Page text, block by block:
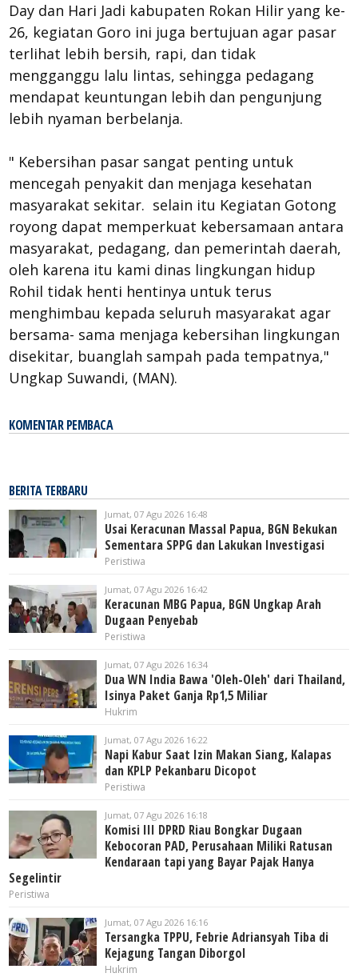
Day dan Hari Jadi kabupaten Rokan Hilir yang ke-
26, kegiatan Goro ini juga bertujuan agar pasar
terlihat lebih bersih, rapi, dan tidak
mengganggu lalu lintas, sehingga pedagang
mendapat keuntungan lebih dan pengunjung
lebih nyaman berbelanja.
" Kebersihan pasar sangat penting untuk
mencegah penyakit dan menjaga kesehatan
masyarakat sekitar. selain itu Kegiatan Gotong
royong dapat memperkuat kebersamaan antara
masyarakat, pedagang, dan pemerintah daerah,
oleh karena itu kami dinas lingkungan hidup
Rohil tidak henti hentinya untuk terus
menghimbau kepada seluruh masyarakat agar
bersama- sama menjaga kebersihan lingkungan
disekitar, buanglah sampah pada tempatnya,"
Ungkap Suwandi, (MAN).
KOMENTAR PEMBACA
BERITA TERBARU
Jumat, 07 Agu 2026 16:48
Usai Keracunan Massal Papua, BGN Bekukan
Sementara SPPG dan Lakukan Investigasi
Peristiwa
Jumat, 07 Agu 2026 16:42
Keracunan MBG Papua, BGN Ungkap Arah
Dugaan Penyebab
Peristiwa
Jumat, 07 Agu 2026 16:34
Dua WN India Bawa 'Oleh-Oleh' dari Thailand,
Isinya Paket Ganja Rp1,5 Miliar
Hukrim
Jumat, 07 Agu 2026 16:22
Napi Kabur Saat Izin Makan Siang, Kalapas
dan KPLP Pekanbaru Dicopot
Peristiwa
Jumat, 07 Agu 2026 16:18
Komisi III DPRD Riau Bongkar Dugaan
Kebocoran PAD, Perusahaan Miliki Ratusan
Kendaraan tapi yang Bayar Pajak Hanya
Segelintir
Peristiwa
Jumat, 07 Agu 2026 16:16
Tersangka TPPU, Febrie Adriansyah Tiba di
Kejagung Tangan Diborgol
Hukrim